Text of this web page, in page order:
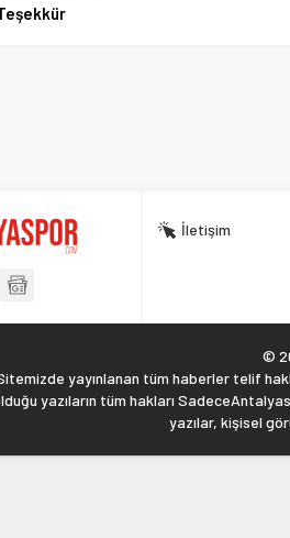
İletişim
©
yayınlanan tüm haberler telif
yazıların tüm hakları
yazılar, kişisel